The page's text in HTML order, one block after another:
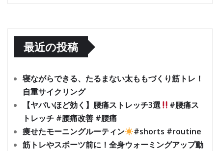
最近の投稿
寝ながらできる、たるまない太ももづくり筋トレ！
自重サイクリング
【ヤバいほど効く】腰痛ストレッチ3選
#腰痛ス
トレッチ #腰痛改善 #腰痛
痩せたモーニングルーティン
#shorts #routine
筋トレやスポーツ前に！全身ウォーミングアップ動